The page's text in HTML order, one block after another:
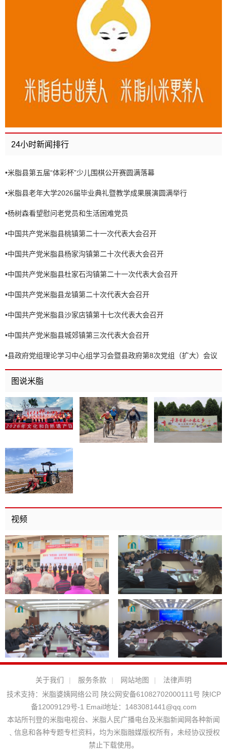
24小时新闻排行
•米脂县第五届“体彩杯”少儿围棋公开赛圆满落幕
•米脂县老年大学2026届毕业典礼暨教学成果展演圆满举行
•杨树森看望慰问老党员和生活困难党员
•中国共产党米脂县桃镇第二十一次代表大会召开
•中国共产党米脂县杨家沟镇第二十次代表大会召开
•中国共产党米脂县杜家石沟镇第二十一次代表大会召开
•中国共产党米脂县龙镇第二十次代表大会召开
•中国共产党米脂县沙家店镇第十七次代表大会召开
•中国共产党米脂县城郊镇第三次代表大会召开
•县政府党组理论学习中心组学习会暨县政府第8次党组（扩大）会议
召开
图说米脂
视频
关于我们 | 服务条款 | 网站地图 |
法律声明
技术支持： 米脂婆姨网络公司 陕公网安备61082702000111号 陕ICP
备12009129号-1 Email地址： 1483081441@qq.com
本站所刊登的米脂电视台、米脂人民广播电台及米脂新闻网各种新闻
﹑信息和各种专题专栏资料，均为米脂融媒版权所有，未经协议授权
禁止下载使用。